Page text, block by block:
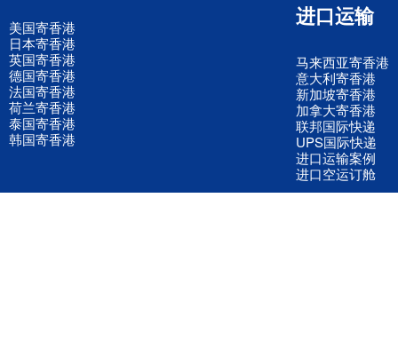
美国寄香港
日本寄香港
英国寄香港
德国寄香港
法国寄香港
荷兰寄香港
泰国寄香港
韩国寄香港
进口运输
马来西亚寄香港
意大利寄香港
新加坡寄香港
加拿大寄香港
联邦国际快递
UPS国际快递
进口运输案例
进口空运订舱